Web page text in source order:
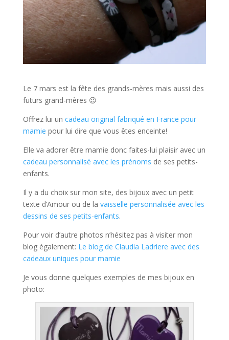
Le 7 mars est la fête des grands-mères mais aussi des
futurs grand-mères 😉
Offrez lui un cadeau original fabriqué en France pour
mamie pour lui dire que vous êtes enceinte!
Elle va adorer être mamie donc faites-lui plaisir avec un
cadeau personnalisé avec les prénoms de ses petits-
enfants.
Il y a du choix sur mon site, des bijoux avec un petit
texte d’Amour ou de la vaisselle personnalisée avec les
dessins de ses petits-enfants.
Pour voir d’autre photos n’hésitez pas à visiter mon
blog également: Le blog de Claudia Ladriere avec des
cadeaux uniques pour mamie
Je vous donne quelques exemples de mes bijoux en
photo: